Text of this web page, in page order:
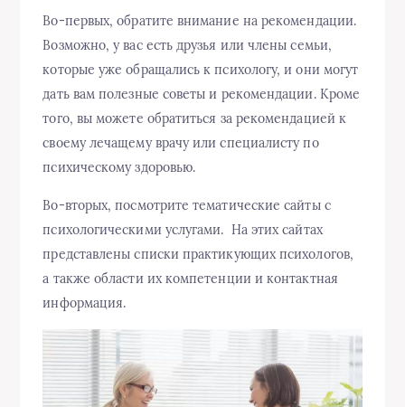
Во-первых, обратите внимание на рекомендации.
Возможно, у вас есть друзья или члены семьи,
которые уже обращались к психологу, и они могут
дать вам полезные советы и рекомендации. Кроме
того, вы можете обратиться за рекомендацией к
своему лечащему врачу или специалисту по
психическому здоровью.
Во-вторых, посмотрите тематические сайты с
психологическими услугами. На этих сайтах
представлены списки практикующих психологов,
а также области их компетенции и контактная
информация.